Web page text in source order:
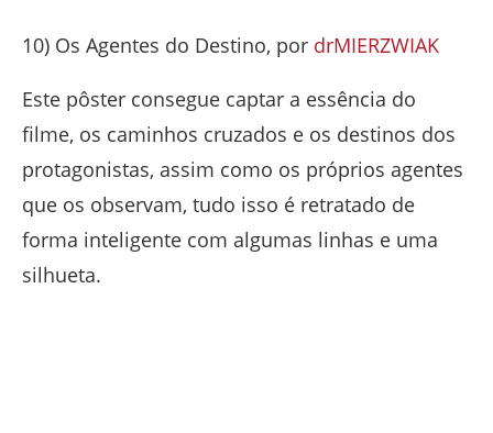
10) Os Agentes do Destino, por drMIERZWIAK
Este pôster consegue captar a essência do
filme, os caminhos cruzados e os destinos dos
protagonistas, assim como os próprios agentes
que os observam, tudo isso é retratado de
forma inteligente com algumas linhas e uma
silhueta.